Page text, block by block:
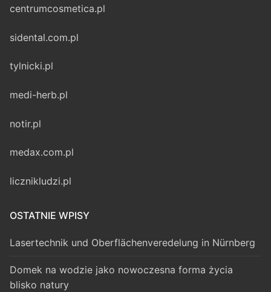
centrumcosmetica.pl
sidental.com.pl
tylnicki.pl
medi-herb.pl
notir.pl
medax.com.pl
licznikludzi.pl
OSTATNIE WPISY
Lasertechnik und Oberflächenveredelung in Nürnberg
Domek na wodzie jako nowoczesna forma życia
blisko natury